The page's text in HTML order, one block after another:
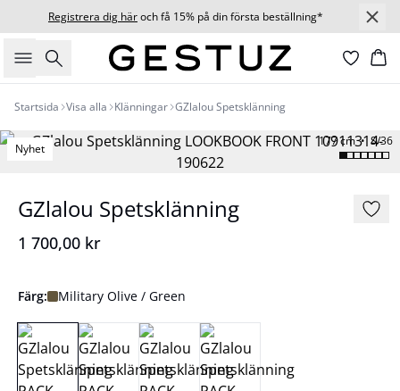
Registrera dig häroch få 15% på din första beställning*
Sök
Startsida Visa alla Klänningar GZlalou Spetsklänning
177 cm • S/36
Nyhet
GZlalou Spetsklänning
1 700,00 kr
Färg: Military Olive / Green